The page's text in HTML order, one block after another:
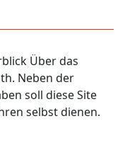
Über das
Neben der
soll diese Site
selbst dienen.